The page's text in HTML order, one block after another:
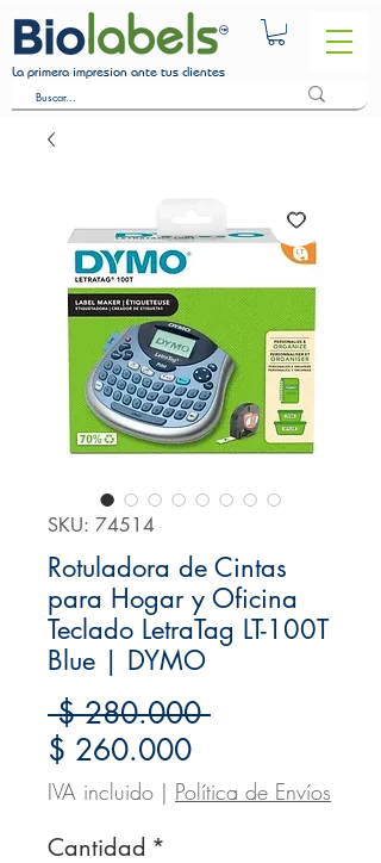
La primera impresion ante tus clientes
SKU: 74514
Rotuladora de Cintas
para Hogar y Oficina
Teclado LetraTag LT-100T
Blue | DYMO
$ 280.000 Precio
$ 260.000Precio
de
IVA incluido | Política de Envíos
Cantidad *